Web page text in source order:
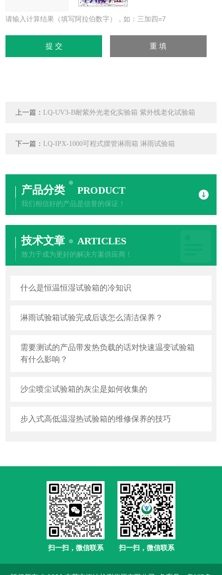
请输入计算结果（填写阿拉伯数字），如：三加四=7
上一篇： LQ-UV3-B耐紫外光老化实验箱 紫外线老化试验箱
下一篇： LQ-IPX-1000可程式摆管淋雨箱 淋雨试验箱
产品分类 PRODUCT
我们相信好的产品是信誉的保证！
技术文章 ARTICLES
致力于成为更好的解决方案供应商！
什么是恒温恒湿试验箱的冷知识
淋雨试验箱试验完成后该怎么清洁保养？
需要测试的产品带发热负载的话对快速温变试验箱
有什么影响？
沙尘喷尘试验箱的灰尘是如何收集的
步入式高低温湿热试验箱的维修保养的技巧
扫一扫，微信联系 扫一扫，微信联系